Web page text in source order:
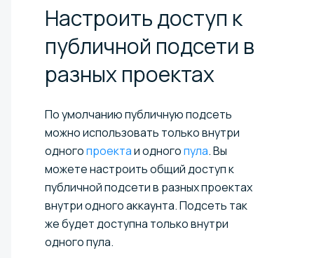
Настроить доступ к
публичной подсети в
разныхпроектах
По умолчанию публичную подсеть
можно использовать только внутри
одногопроектаи одногопула. Вы
можете настроить общий доступ к
публичной подсети в разных проектах
внутри одного аккаунта. Подсеть так
же будет доступна только внутри
одного пула.